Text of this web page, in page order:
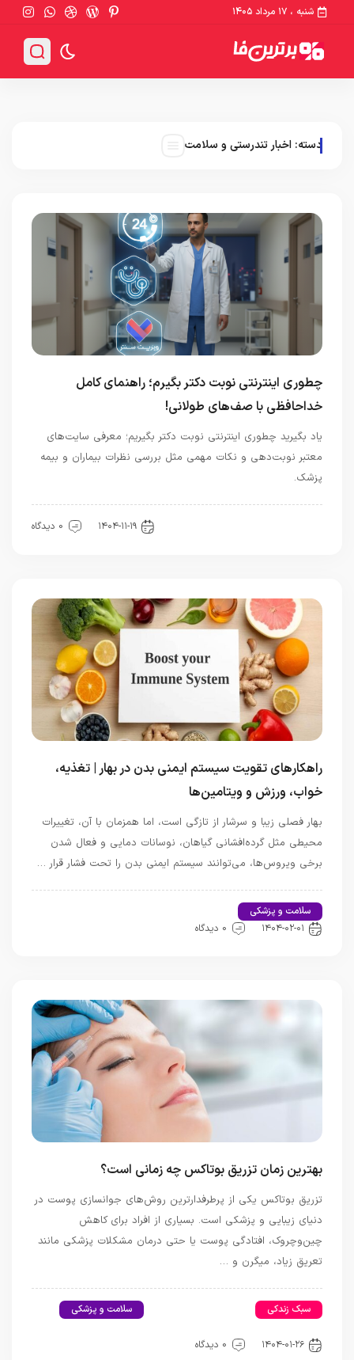
شنبه ، ۱۷ مرداد ۱۴۰۵
دسته: اخبار تندرستی و سلامت
چطوری اینترنتی نوبت دکتر بگیرم؛ راهنمای کامل
خداحافظی با صف‌های طولانی!
یاد بگیرید چطوری اینترنتی نوبت دکتر بگیریم؛ معرفی سایت‌های
معتبر نوبت‌دهی و نکات مهمی مثل بررسی نظرات بیماران و بیمه
پزشک.
۱۴۰۴-۱۱-۱۹ 0 دیدگاه
راهکارهای تقویت سیستم ایمنی بدن در بهار | تغذیه،
خواب، ورزش و ویتامین‌ها
بهار فصلی زیبا و سرشار از تازگی است، اما همزمان با آن، تغییرات
محیطی مثل گرده‌افشانی گیاهان، نوسانات دمایی و فعال شدن
برخی ویروس‌ها، می‌توانند سیستم ایمنی بدن را تحت فشار قرار …
سلامت و پزشکی
۱۴۰۴-۰۲-۰۱
0 دیدگاه
بهترین زمان تزریق بوتاکس چه زمانی است؟
تزریق بوتاکس یکی از پرطرفدارترین روش‌های جوانسازی پوست در
دنیای زیبایی و پزشکی است. بسیاری از افراد برای کاهش
چین‌وچروک، افتادگی پوست یا حتی درمان مشکلات پزشکی مانند
تعریق زیاد، میگرن و …
سبک زندکی
سلامت و پزشکی
۱۴۰۴-۰۱-۲۶
0 دیدگاه